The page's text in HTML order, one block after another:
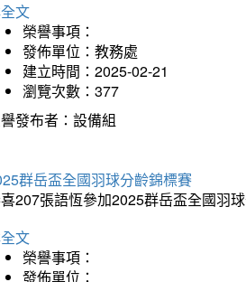
文
榮譽事項：
發佈單位：教務處
建立時間：2025-02-21
瀏覽次數：377
發布者：設備組
群岳盃全國羽球分齡錦標賽
207張語恆參加2025群岳盃全國羽
文
榮譽事項：
發佈單位：